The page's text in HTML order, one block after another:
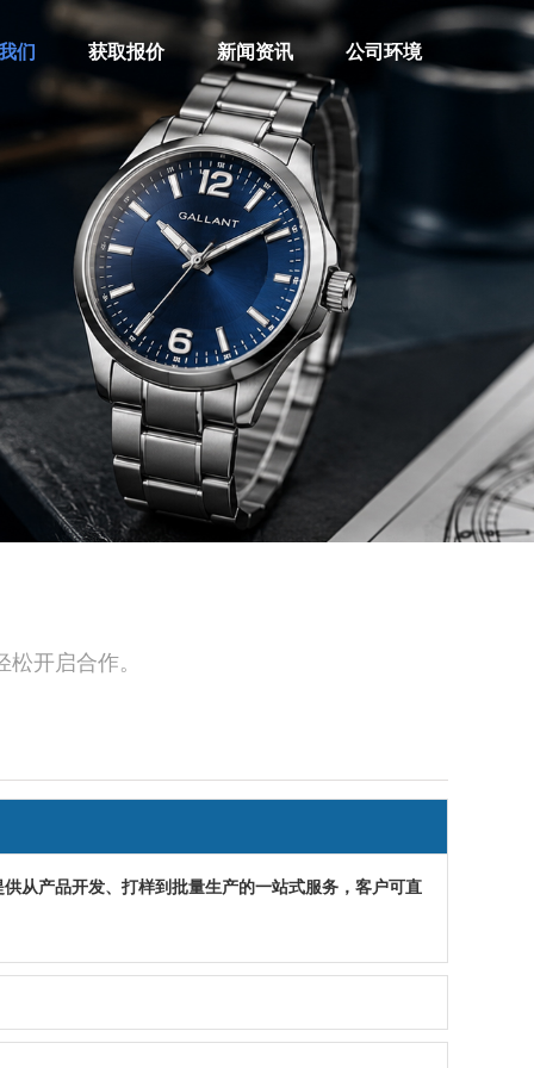
们 获取报价 新闻资讯 公司环境
开启合作。
从产品开发、打样到批量生产的一站式服务，客户可直